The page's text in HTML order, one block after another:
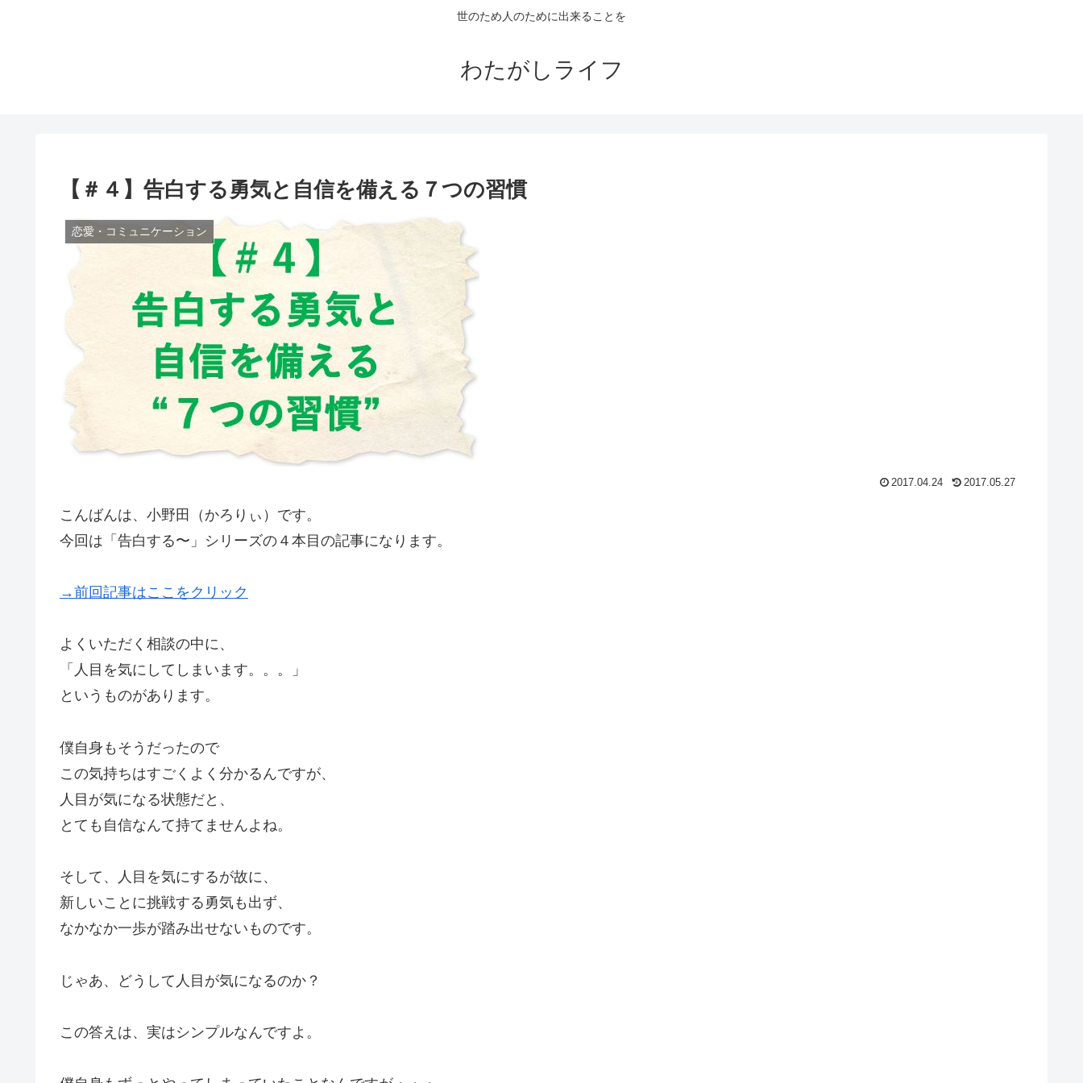
世のため人のために出来ることを
わたがしライフ
【＃４】告白する勇気と自信を備える７つの習慣
恋愛・コミュニケーション
2017.04.24 2017.05.27
こんばんは、小野田（かろりぃ）です。
今回は「告白する〜」シリーズの４本目の記事になります。
→前回記事はここをクリック
よくいただく相談の中に、
「人目を気にしてしまいます。。。」
というものがあります。
僕自身もそうだったので
この気持ちはすごくよく分かるんですが、
人目が気になる状態だと、
とても自信なんて持てませんよね。
そして、人目を気にするが故に、
新しいことに挑戦する勇気も出ず、
なかなか一歩が踏み出せないものです。
じゃあ、どうして人目が気になるのか？
この答えは、実はシンプルなんですよ。